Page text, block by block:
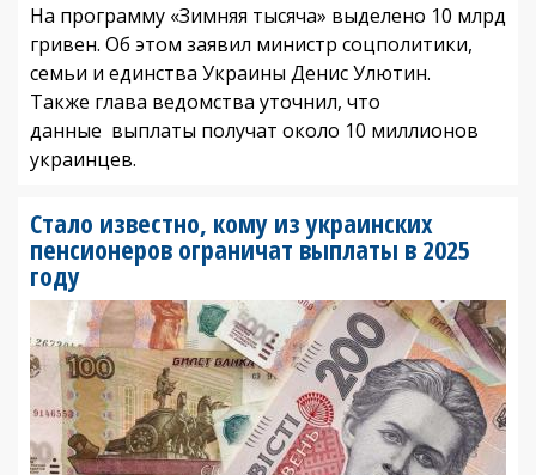
На программу «Зимняя тысяча» выделено 10 млрд
гривен. Об этом заявил министр соцполитики,
семьи и единства Украины Денис Улютин.
Также глава ведомства уточнил, что
данные выплаты получат около 10 миллионов
украинцев.
Стало известно, кому из украинских
пенсионеров ограничат выплаты в 2025
году